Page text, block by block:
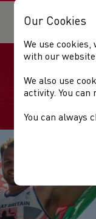
Our Cookies
We use
with our
We also use
activity. You can
You can always